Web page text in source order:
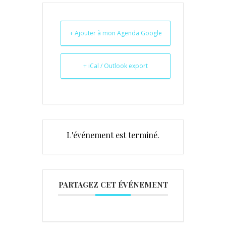
+ Ajouter à mon Agenda Google
+ iCal / Outlook export
L'événement est terminé.
PARTAGEZ CET ÉVÉNEMENT